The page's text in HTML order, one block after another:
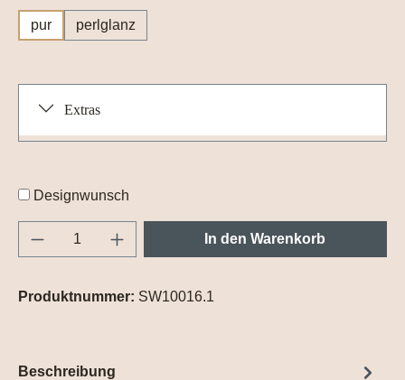
pur perlglanz
Extras
Designwunsch
Produkt Anzahl: Gib den gewünschten
In den Warenkorb
Produktnummer: SW10016.1
Beschreibung